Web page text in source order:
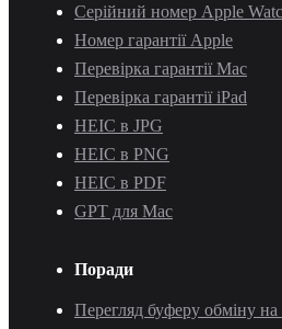
Серійний номер Apple
Номер гарантії Apple
Перевірка гарантії Mac
Перевірка гарантії iPad
HEIC в JPG
HEIC в PNG
HEIC в PDF
GPT для Mac
Поради
Перегляд буферу обміну